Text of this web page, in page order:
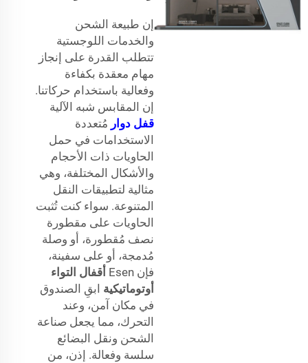
إن طبيعة الشحن
والخدمات اللوجستية
تتطلب القدرة على إنجاز
مهام معقدة بكفاءة
وفعالية باستخدام حركاتنا.
إن المقابس شبه الآلية
قفل دوار مُتعددة
الاستخدامات في حمل
الحاويات ذات الأحجام
والأشكال المختلفة، وهي
مثالية لتطبيقات النقل
المتنوعة. سواء كنت تُثبت
الحاويات على مقطورة
نصف مُقطورة، أو وصلة
مُدمجة، أو على سفينة،
فإن Esen
أقفال التواء
أوتوماتيكية ابقِ الصندوق
في مكان آمن، وعند
التحرك، مما يجعل صناعة
الشحن ونقل البضائع
سلسة وفعالة. إذن، من